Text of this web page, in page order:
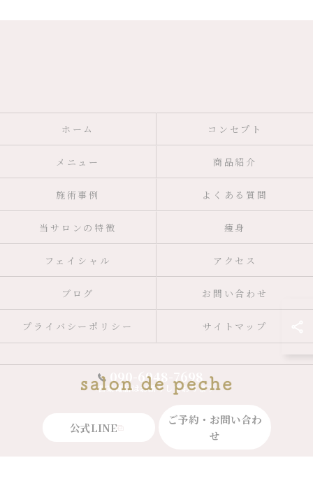
090-6948-7698
営業電話はお断りしております
公式LINE
ご予約・お問い合わ
せ
ホーム コンセプト
メニュー 商品紹介
施術事例 よくある質問
当サロンの特徴 痩身
フェイシャル アクセス
ブログ お問い合わせ
プライバシーポリシー サイトマップ
© 2026 広島県広島市のエステならsalon de peche ALL RIGHTS RESERVED.